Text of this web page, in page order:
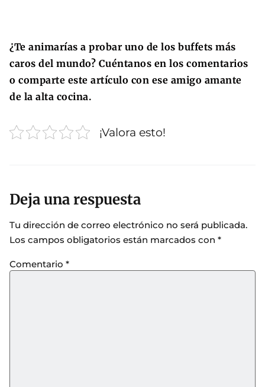
¿Te animarías a probar uno de los buffets más
caros del mundo? Cuéntanos en los comentarios
o comparte este artículo con ese amigo amante
de la alta cocina.
¡Valora esto!
Deja una respuesta
Tu dirección de correo electrónico no será publicada.
Los campos obligatorios están marcados con *
Comentario *